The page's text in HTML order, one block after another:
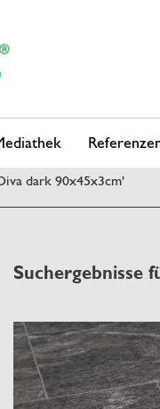
dark 90x45x3cm'
Suchergebnisse